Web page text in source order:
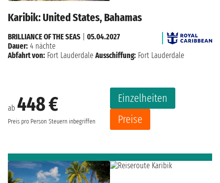
Karibik: United States, Bahamas
ab 448 €
Preis pro Person Steuern inbegriffen
Einzelheiten
Preise
BRILLIANCE OF THE SEAS
05.04.2027
Dauer: 4 nächte
Abfahrt von: Fort Lauderdale Ausschiffung: Fort Lauderdale